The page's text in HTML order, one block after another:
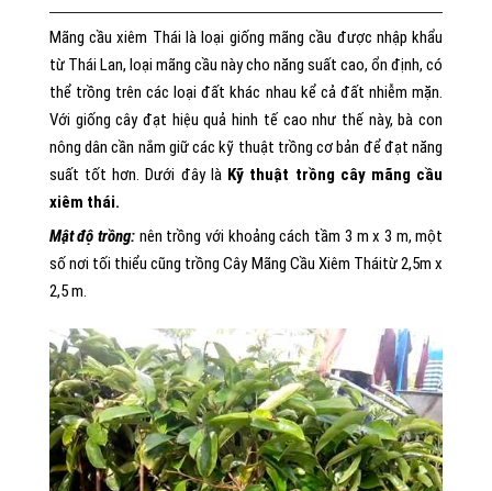
Mãng cầu xiêm Thái là loại giống mãng cầu được nhập khẩu
từ Thái Lan, loại mãng cầu này cho năng suất cao, ổn định, có
thể trồng trên các loại đất khác nhau kể cả đất nhiễm mặn.
Với giống cây đạt hiệu quả hinh tế cao như thế này, bà con
nông dân cần nắm giữ các kỹ thuật trồng cơ bản để đạt năng
suất tốt hơn. Dưới đây là Kỹ thuật trồng cây mãng cầu
xiêm thái.
Mật độ trồng: nên trồng với khoảng cách tầm 3 m x 3 m, một
số nơi tối thiểu cũng trồng Cây Mãng Cầu Xiêm Tháitừ 2,5m x
2,5 m.